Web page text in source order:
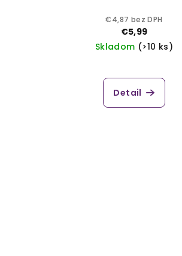
€4,87 bez DPH
€5,99
Skladom (>10 ks)
hodnotenie
produktu
Detail